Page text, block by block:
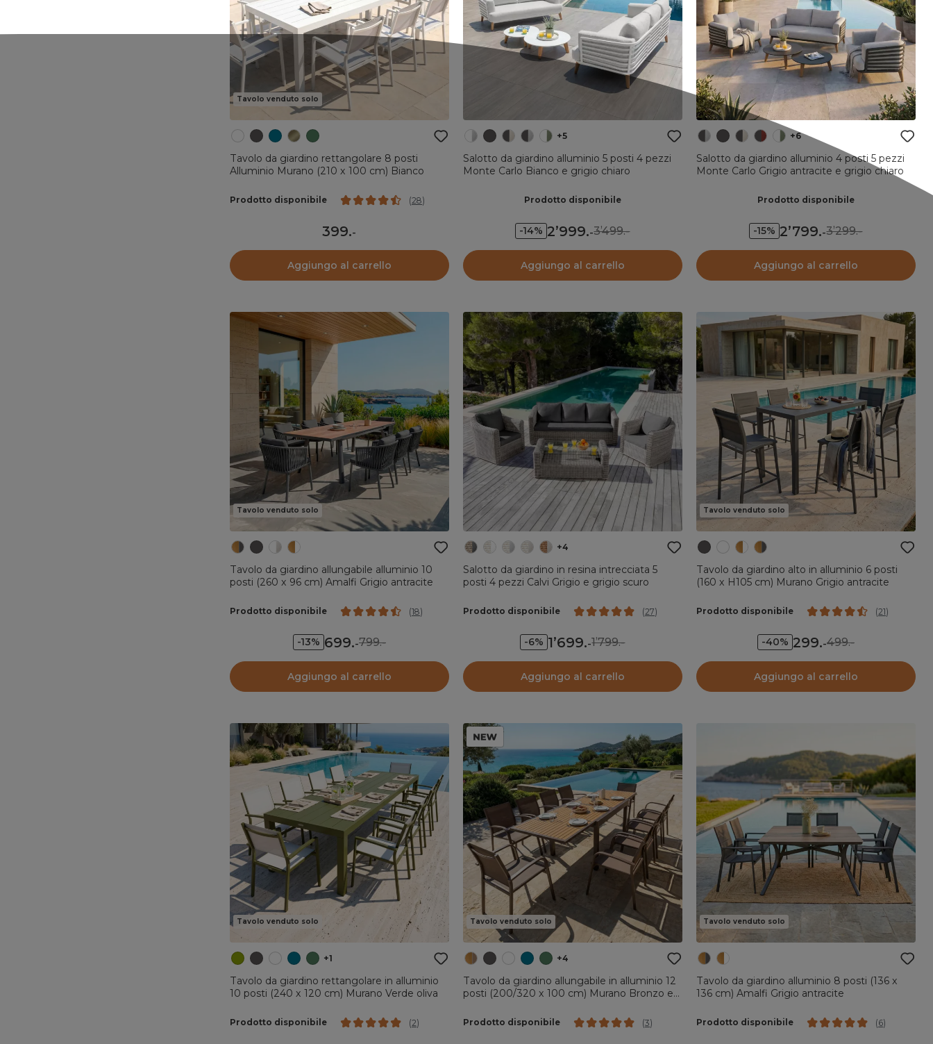
Tavolo venduto solo
Tavolo da giardino rettangolare 8 posti
Alluminio Murano (210 x 100 cm) Bianco
Prodotto disponibile (28)
399.-
Aggiungo al carrello
+5
Salotto da giardino alluminio 5 posti 4 pezzi
Monte Carlo Bianco e grigio chiaro
Prodotto disponibile
-14% 2’999.-3’499.-
Aggiungo al carrello
+6
Salotto da giardino alluminio 4 posti 5 pezzi
Monte Carlo Grigio antracite e grigio chiaro
Prodotto disponibile
-15% 2’799.-3’299.-
Aggiungo al carrello
Tavolo venduto solo
Tavolo da giardino allungabile alluminio 10
posti (260 x 96 cm) Amalfi Grigio antracite
Prodotto disponibile (18)
-13% 699.-799.-
Aggiungo al carrello
+4
Salotto da giardino in resina intrecciata 5
posti 4 pezzi Calvi Grigio e grigio scuro
Prodotto disponibile (27)
-6% 1’699.-1’799.-
Aggiungo al carrello
Tavolo venduto solo
Tavolo da giardino alto in alluminio 6 posti
(160 x H105 cm) Murano Grigio antracite
Prodotto disponibile (21)
-40% 299.-499.-
Aggiungo al carrello
Tavolo venduto solo
+1
Tavolo da giardino rettangolare in alluminio
10 posti (240 x 120 cm) Murano Verde oliva
Prodotto disponibile (2)
Tavolo venduto solo
+4
Tavolo da giardino allungabile in alluminio 12
posti (200/320 x 100 cm) Murano Bronzo e
Prodotto disponibile (3)
Tavolo venduto solo
Tavolo da giardino alluminio 8 posti (136 x
136 cm) Amalfi Grigio antracite
Prodotto disponibile (6)